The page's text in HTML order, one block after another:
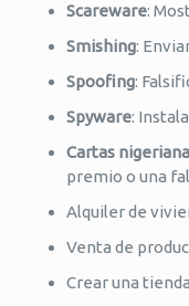
Scareware:
Smishing:
Spoofing:
Spyware:
Cartas
premio o una
Alquiler de
Venta de
Crear una